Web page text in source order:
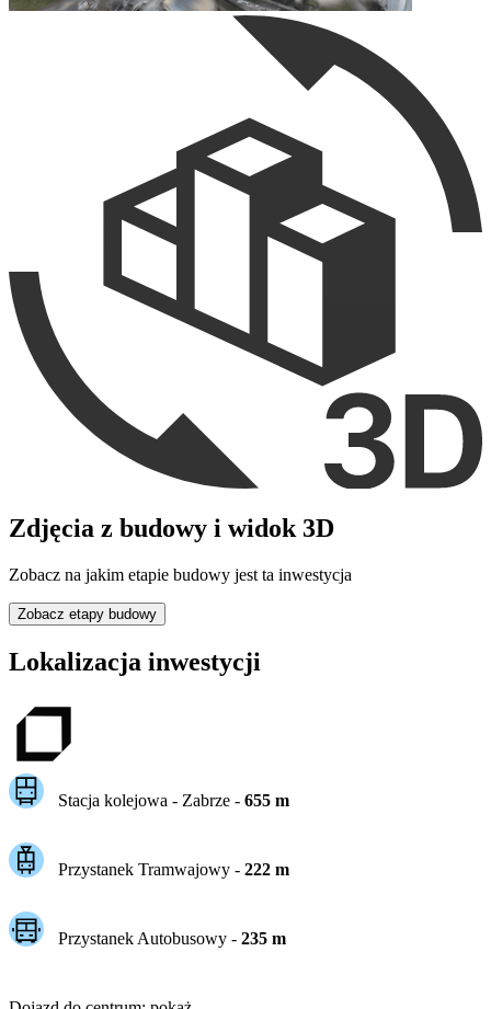
Zdjęcia z budowy i widok 3D
Zobacz na jakim etapie budowy jest ta inwestycja
Zobacz etapy budowy
Lokalizacja inwestycji
Stacja kolejowa - Zabrze- 655m
Przystanek Tramwajowy - 222m
Przystanek Autobusowy - 235m